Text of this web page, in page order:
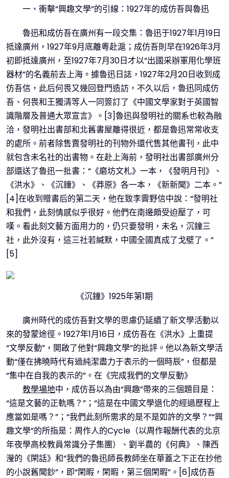
一、衝擊“興趣文學”的引線：1927年的成仿吾與魯迅
魯迅和成仿吾在廣州有一段交集：魯迅于1927年1月19日
抵達廣州，1927年9月底離粵赴滬；成仿吾則早在1926年3月
初即抵達廣州，至1927年7月30日才以“出國采辦軍用化學班
器材”的名義前去上海。據魯迅日誌，1927年2月20日收到成
仿吾信，此后何畏又幾回登門造訪，不久以后，魯迅同成仿
吾、何畏和王獨清等人一同簽訂了《中國文學家對于英國智
識階層及普通大眾宣言》。[3]魯迅與發明社的關系也較為融
洽，發明社出書部和北舊書屋離得很近，都是魯迅常常收支
的處所。前者除售賣發明社的刊物外還代售其他書刊，此中
就包含未名社的出書物。在赴上海前，發明社出書部廣州分
部還送了魯迅一批書：“《磨坊文札》一本，《發明月刊》、
《洪水》、《沉鐘》、《莽原》各一本，《新新聞》二本。”
[4]在收到贈書后的第二天，他在致李霽野信中說：“發明社
和我們，此刻情感似乎很好。他們在南邊頗受迫壓了，可
嘆。看此刻文藝方面用力的，仍只要發明，未名，沉鐘三
社，此外沒有，這三社若緘默，中國全國真成了戈壁了。”
[5]
《沉鐘》1925年第1期
廣州時代的成仿吾對文學的思慮仍延續了新文學活動以
來的發蒙途徑。1927年1月16日，成仿吾在《洪水》上重提
“文學反動”，開啟了他對“興趣文學”的批評。他以為新文學活
動“僅在拂曉時代有過純潔盡力于表示的一個時辰”，但都是
“集中在自我的表示的”。在《完成我們的文學反動》
教學場地中，成仿吾以為由“興趣”帶來的三個題目是：
“這是文藝的正軌嗎？”；“這是在中國文學退化的經過歷程上
應當如是嗎？”；“我們此刻所需求的是不是如許的文學？”“興
趣文學”的所指是：周作人的Cycle（以周作報酬代表的北京
年夜學高校教員常識分子集團）、劉半農的《何典》、陳西
瀅的《閑話》和“我們的魯迅師長教師坐在華蓋之下正在抄他
的小說舊聞鈔”，即“閑暇，閑暇，第三個閑暇”。[6]成仿吾